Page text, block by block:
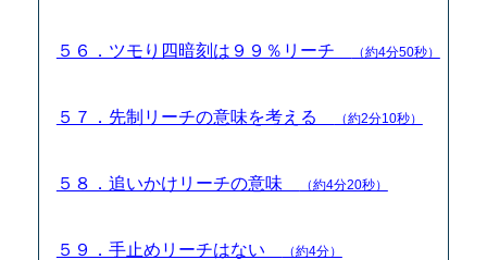
５６．ツモり四暗刻は９９％リーチ （約4分50秒）
５７．先制リーチの意味を考える （約2分10秒）
５８．追いかけリーチの意味 （約4分20秒）
５９．手止めリーチはない （約4分）